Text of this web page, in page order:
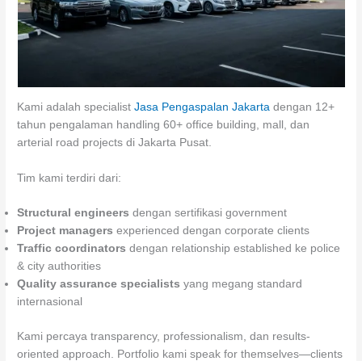
Kami adalah specialistJasa Pengaspalan Jakarta dengan 12+
tahun pengalaman handling 60+ office building, mall, dan
arterial road projects di Jakarta Pusat.
Tim kami terdiri dari:
Structural engineers dengan sertifikasi government
Project managers experienced dengan corporate clients
Traffic coordinators dengan relationship established ke police
& city authorities
Quality assurance specialists yang megang standard
internasional
Kami percaya transparency, professionalism, dan results-
oriented approach. Portfolio kami speak for themselves—clients